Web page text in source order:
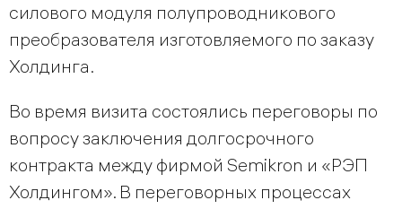
силового модуля полупроводникового
преобразователя изготовляемого по заказу
Холдинга.
Во время визита состоялись переговоры по
вопросу заключения долгосрочного
контракта между фирмой Semikron и «РЭП
Холдингом». В переговорных процессах